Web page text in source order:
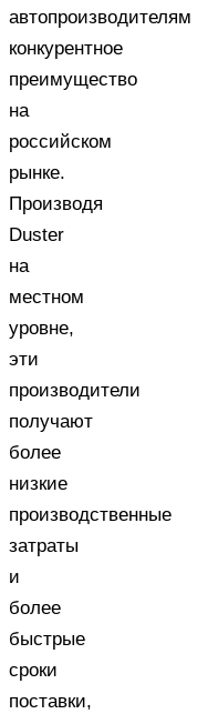
автопроизводителям
конкурентное
преимущество
на
российском
рынке.
Производя
Duster
на
местном
уровне,
эти
производители
получают
более
низкие
производственные
затраты
и
более
быстрые
сроки
поставки,